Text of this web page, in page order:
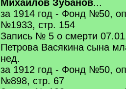
Михайлов Зубанов...
за 1914 год - Фонд №50,
№1933, стр. 154
Запись № 5 о смерти
Петрова Васякина сына
нед.
за 1912 год - Фонд №50,
№898, стр. 67